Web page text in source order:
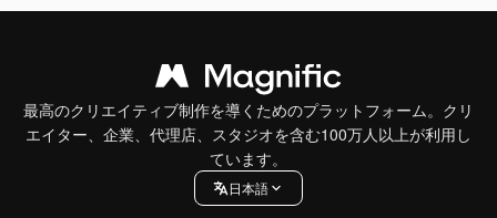
最高のクリエイティブ制作を導くためのプラットフォーム。クリ
エイター、企業、代理店、スタジオを含む100万人以上が利用し
ています。
日本語